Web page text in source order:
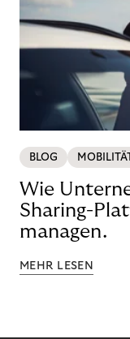
BLOG
Wie
Sharing-
managen.
MEHR LESEN